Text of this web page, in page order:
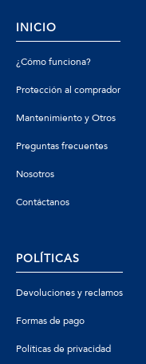
INICIO
¿Cómo funciona?
Protección al comprador
Mantenimiento y Otros
Preguntas frecuentes
Nosotros
Contáctanos
POLÍTICAS
Devoluciones y reclamos
Formas de pago
Políticas de privacidad